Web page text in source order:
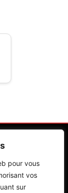
pour vous
vos
sur